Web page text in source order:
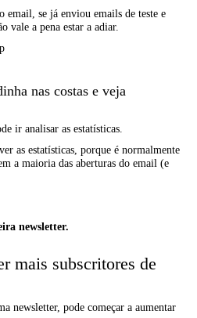
email, se já enviou emails de teste e
vale a pena estar a adiar.
nas costas e veja
ir analisar as estatísticas.
as estatísticas, porque é normalmente
a maioria das aberturas do email (e
newsletter.
mais subscritores de
newsletter, pode começar a aumentar